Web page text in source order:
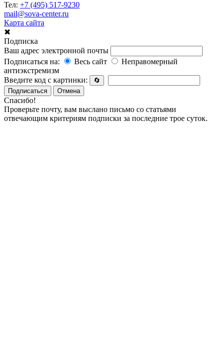
Тел: +7 (495) 517-9230
mail@sova-center.ru
Карта сайта
✖
Подписка
Ваш адрес электронной почты
Подписаться на:
Весь сайт
Неправомерный
антиэкстремизм
Введите код с картинки:
🔄
Подписаться
Отмена
Спасибо!
Проверьте почту, вам выслано письмо со статьями
отвечающим критериям подписки за последние трое суток.